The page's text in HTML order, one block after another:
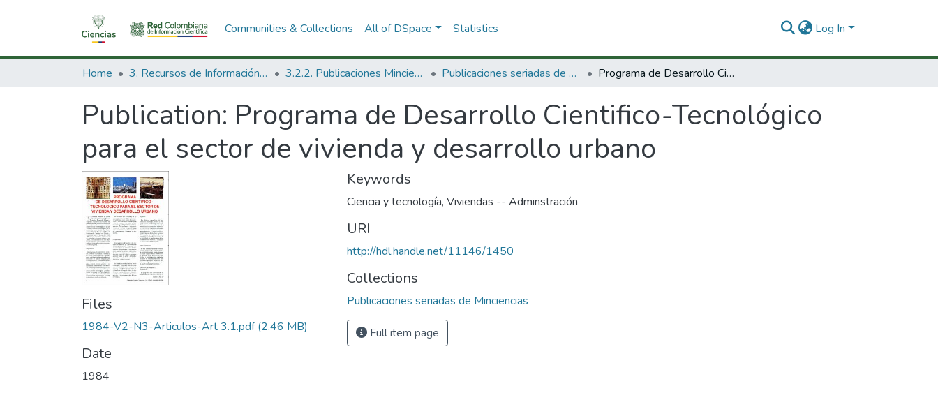
Communities & Collections All of DSpace Statistics Log In
Home 3. Recursos de Información Científica y Tecnológica 3.2.2. Publicaciones Minciencias Publicaciones seriadas de Minciencias Programa de Desarrollo Cientifico-Tecnológico para el sector de vivienda y desarrollo urbano
Publication: Programa de Desarrollo Cientifico-Tecnológico
para el sector de vivienda y desarrollo urbano
Files
1984-V2-N3-Articulos-Art 3.1.pdf(2.46 MB)
Date
1984
Keywords
Ciencia y tecnología, Viviendas -- Adminstración
URI
http://hdl.handle.net/11146/1450
Collections
Publicaciones seriadas de Minciencias
Full item page